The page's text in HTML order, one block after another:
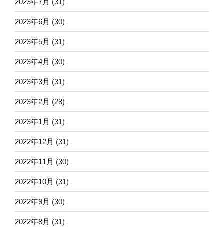
2023年7月 (31)
2023年6月 (30)
2023年5月 (31)
2023年4月 (30)
2023年3月 (31)
2023年2月 (28)
2023年1月 (31)
2022年12月 (31)
2022年11月 (30)
2022年10月 (31)
2022年9月 (30)
2022年8月 (31)